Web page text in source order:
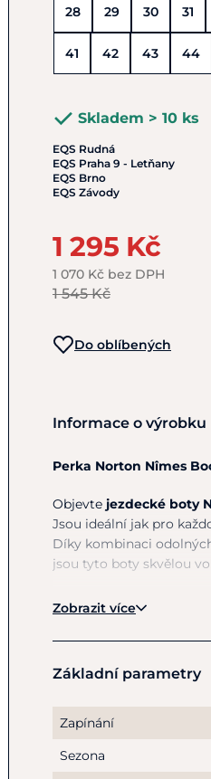
28 29 30 31
41 42 43 44
Skladem > 10 ks
EQS Rudná
EQS Praha 9 - Letňany
EQS Brno
EQS Závody
1 295 Kč
1 070 Kč bez DPH
1 545 Kč
Do oblíbených
Informace o výrobku
Perka Norton Nîmes
Objevte jezdecké boty
Jsou ideální jak pro
Díky kombinaci
jsou tyto boty skvělou
Klíčové vlastnosti:
Optimální
Kvalitní kůže–
Bezpečný krok
Odolné provedení
Zobrazit více
Základní parametry
Zapínání
Sezona